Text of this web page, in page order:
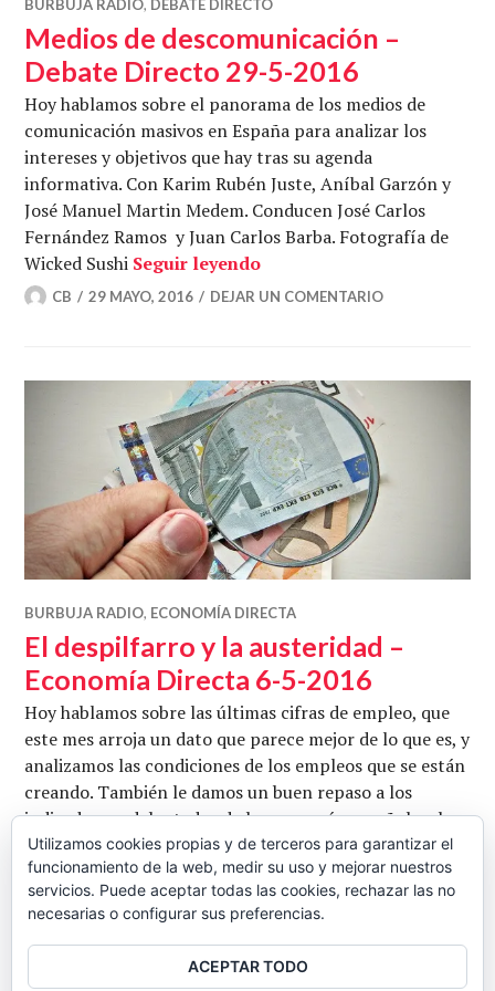
BURBUJA RADIO, DEBATE DIRECTO
Medios de descomunicación –
Debate Directo 29-5-2016
Hoy hablamos sobre el panorama de los medios de
comunicación masivos en España para analizar los
intereses y objetivos que hay tras su agenda
informativa. Con Karim Rubén Juste, Aníbal Garzón y
José Manuel Martin Medem. Conducen José Carlos
Fernández Ramos y Juan Carlos Barba. Fotografía de
Wicked Sushi Seguir leyendoMedios de
CB 29 MAYO, 2016 DEJAR UN COMENTARIO
BURBUJA RADIO, ECONOMÍA DIRECTA
El despilfarro y la austeridad –
Economía Directa 6-5-2016
Hoy hablamos sobre las últimas cifras de empleo, que
este mes arroja un dato que parece mejor de lo que es, y
analizamos las condiciones de los empleos que se están
creando. También le damos un buen repaso a los
indicadores adelantados de la economía española, el
estado de la economía internacional y, por último, la
retirada de la carrera presidencial de Ted Cruz y …
Seguir leyendoEl despilfarro y la austeridad –
Utilizamos cookies propias y de terceros para garantizar el
funcionamiento de la web, medir su uso y mejorar nuestros
servicios. Puede aceptar todas las cookies, rechazar las no
necesarias o configurar sus preferencias.
ACEPTAR TODO